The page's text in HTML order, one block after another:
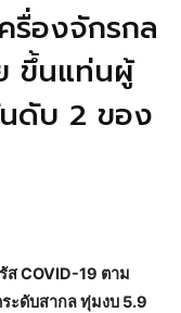
รื่องจักรกล
ขึ้นแท่นผู้
ดับ 2 ของ
ส COVID-19 ตาม
ะดับสากล ทุ่มงบ 5.9